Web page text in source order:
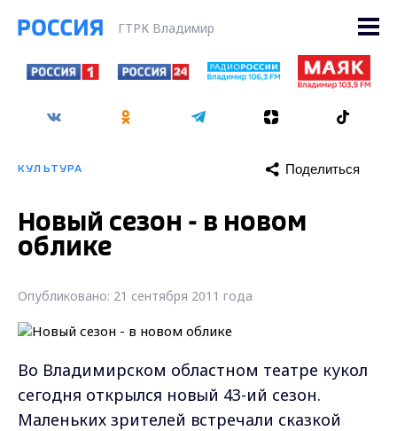
ГТРК Владимир
КУЛЬТУРА Поделиться
Новый сезон - в новом
облике
Опубликовано: 21 сентября 2011 года
Во Владимирском областном театре кукол
сегодня открылся новый 43-ий сезон.
Маленьких зрителей встречали сказкой